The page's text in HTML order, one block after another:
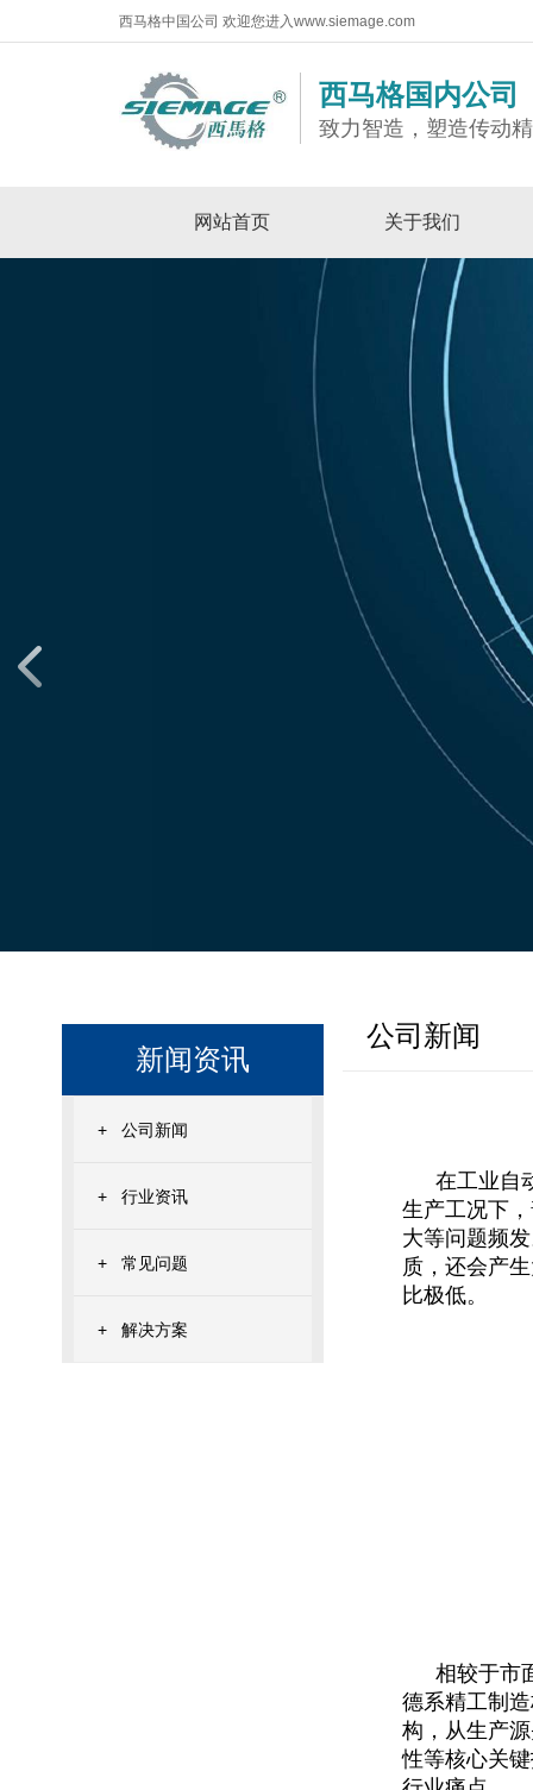
西马格中国公司 欢迎您进入www.siemage.com
西马格国内公司
致力智造，塑造传动
网站首页 关于我们
新闻资讯
+ 公司新闻
+ 行业资讯
+ 常见问题
+ 解决方案
公司新闻
在工业自
生产工况下，
大等问题频
质，还会产
比极低。
相较于市
德系精工制
构，从生产
性等核心关